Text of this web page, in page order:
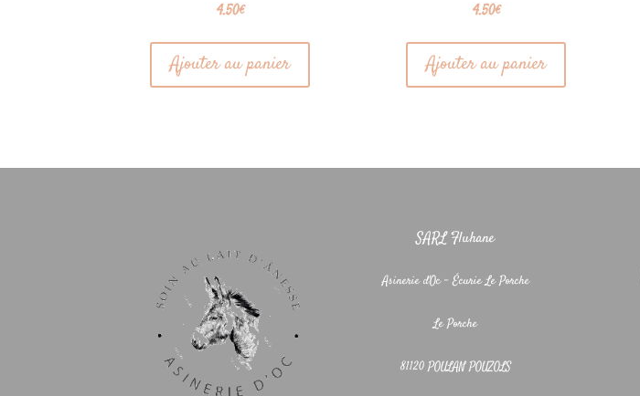
4.50€
Ajouter au panier
4.50€
Ajouter au panier
SARL Fluhane
Asinerie d'Oc - Écurie Le Porche
Le Porche
81120 POULAN POUZOLS